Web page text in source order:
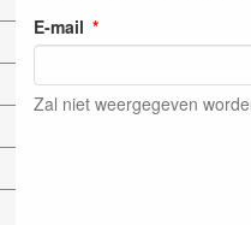
E-mail
Zal niet weergegeven